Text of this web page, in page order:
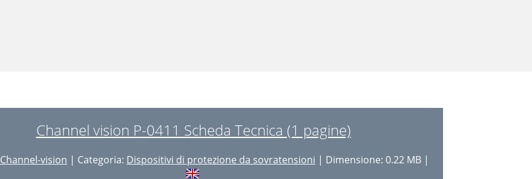
Channel vision P-0411 Scheda Tecnica (1 pagine)
Channel-vision | Categoria: Dispositivi di protezione da sovratensioni | Dimensione: 0.22 MB |